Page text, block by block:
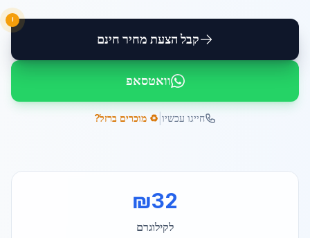
קבל הצעת מחיר חינם
!
וואטסאפ
חייגו עכשיו ♻️ מוכרים ברזל?
₪32
לקילוגרם